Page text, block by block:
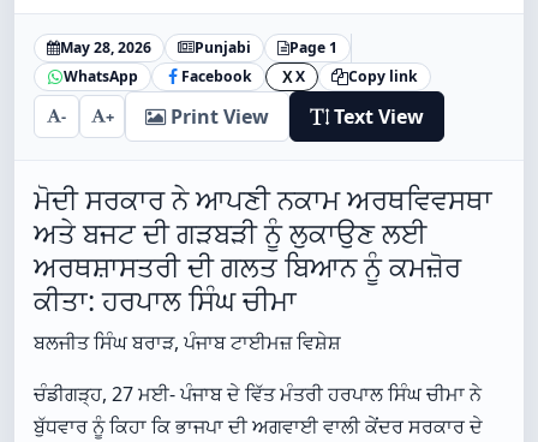
May 28, 2026 Punjabi
Page 1
WhatsApp
Facebook X X Copy link
- + Print View Text View
ਮੋਦੀ ਸਰਕਾਰ ਨੇ ਆਪਣੀ ਨਕਾਮ ਅਰਥਵਿਵਸਥਾ
ਅਤੇ ਬਜਟ ਦੀ ਗੜਬੜੀ ਨੂੰ ਲੁਕਾਉਣ ਲਈ
ਅਰਥਸ਼ਾਸਤਰੀ ਦੀ ਗਲਤ ਬਿਆਨ ਨੂੰ ਕਮਜ਼ੋਰ
ਕੀਤਾ: ਹਰਪਾਲ ਸਿੰਘ ਚੀਮਾ
ਬਲਜੀਤ ਸਿੰਘ ਬਰਾੜ, ਪੰਜਾਬ ਟਾਈਮਜ਼ ਵਿਸ਼ੇਸ਼
ਚੰਡੀਗੜ੍ਹ, 27 ਮਈ- ਪੰਜਾਬ ਦੇ ਵਿੱਤ ਮੰਤਰੀ ਹਰਪਾਲ ਸਿੰਘ ਚੀਮਾ ਨੇ
ਬੁੱਧਵਾਰ ਨੂੰ ਕਿਹਾ ਕਿ ਭਾਜਪਾ ਦੀ ਅਗਵਾਈ ਵਾਲੀ ਕੇਂਦਰ ਸਰਕਾਰ ਦੇ